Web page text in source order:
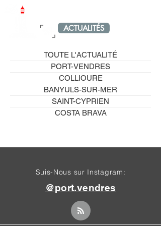
ACTUALITÉS
TOUTE L'ACTUALITÉ
PORT-VENDRES
COLLIOURE
BANYULS-SUR-MER
SAINT-CYPRIEN
COSTA BRAVA
Suis-Nous sur Instagram:
@port.vendres